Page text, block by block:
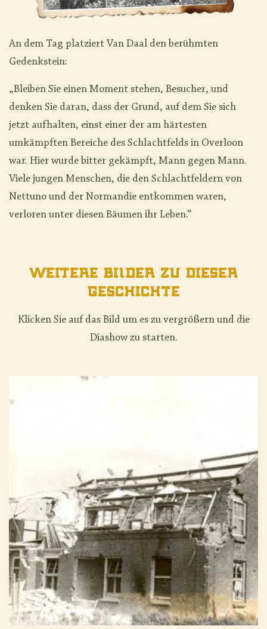
An dem Tag platziert Van Daal den berühmten
Gedenkstein:
„Bleiben Sie einen Moment stehen, Besucher, und
denken Sie daran, dass der Grund, auf dem Sie sich
jetzt aufhalten, einst einer der am härtesten
umkämpften Bereiche des Schlachtfelds in Overloon
war. Hier wurde bitter gekämpft, Mann gegen Mann.
Viele jungen Menschen, die den Schlachtfeldern von
Nettuno und der Normandie entkommen waren,
verloren unter diesen Bäumen ihr Leben.“
Weitere Bilder zu dieser
Geschichte
Klicken Sie auf das Bild um es zu vergrößern und die
Diashow zu starten.